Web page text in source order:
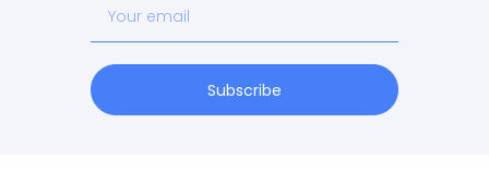
email
Subscribe